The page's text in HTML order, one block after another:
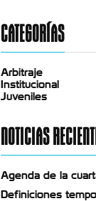
CATEGORÍAS
Arbitraje
Institucional
Juveniles
NOTICIAS
Agenda de la
Definiciones